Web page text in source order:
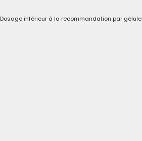
Dosage inférieur à la recommandation par gélule